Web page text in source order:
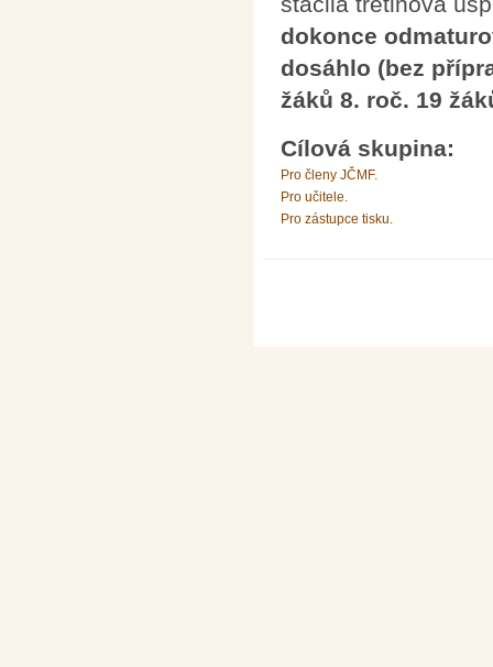
dokonce
dosáhlo (bez
žáků 8. roč. 19
Cílová skupina:
Pro členy JČMF.
Pro učitele.
Pro zástupce tisku.